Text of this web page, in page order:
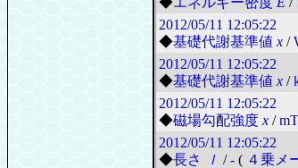
2012/05/11 12:05:22
◆基礎代謝基準値 x /
2012/05/11 12:05:22
◆基礎代謝基準値 x /
2012/05/11 12:05:22
◆磁場勾配強度 x /
2012/05/11 12:05:22
◆長さ ｌ /- ( ４乗メ